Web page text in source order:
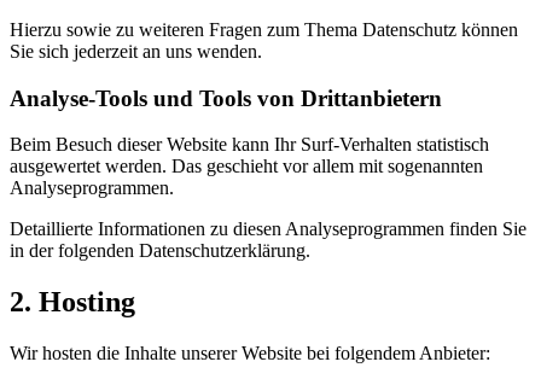
Hierzu sowie zu weiteren Fragen zum Thema Datenschutz können
Sie sich jederzeit an uns wenden.
Analyse-Tools und Tools von Dritt­anbietern
Beim Besuch dieser Website kann Ihr Surf-Verhalten statistisch
ausgewertet werden. Das geschieht vor allem mit sogenannten
Analyseprogrammen.
Detaillierte Informationen zu diesen Analyseprogrammen finden Sie
in der folgenden Datenschutzerklärung.
2. Hosting
Wir hosten die Inhalte unserer Website bei folgendem Anbieter: